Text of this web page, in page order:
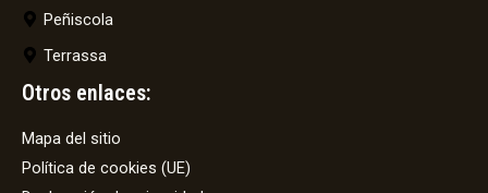
Peñiscola
Terrassa
Otros enlaces:
Mapa del sitio
Política de cookies (UE)